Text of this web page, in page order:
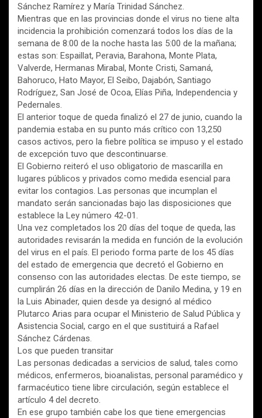
Sánchez Ramírez y María Trinidad Sánchez.
Mientras que en las provincias donde el virus no tiene alta
incidencia la prohibición comenzará todos los días de la
semana de 8:00 de la noche hasta las 5:00 de la mañana;
estas son: Espaillat, Peravia, Barahona, Monte Plata,
Valverde, Hermanas Mirabal, Monte Cristi, Samaná,
Bahoruco, Hato Mayor, El Seibo, Dajabón, Santiago
Rodríguez, San José de Ocoa, Elías Piña, Independencia y
Pedernales.
El anterior toque de queda finalizó el 27 de junio, cuando la
pandemia estaba en su punto más crítico con 13,250
casos activos, pero la fiebre política se impuso y el estado
de excepción tuvo que descontinuarse.
El Gobierno reiteró el uso obligatorio de mascarilla en
lugares públicos y privados como medida esencial para
evitar los contagios. Las personas que incumplan el
mandato serán sancionadas bajo las disposiciones que
establece la Ley número 42-01.
Una vez completados los 20 días del toque de queda, las
autoridades revisarán la medida en función de la evolución
del virus en el país. El periodo forma parte de los 45 días
del estado de emergencia que decretó el Gobierno en
consenso con las autoridades electas. De este tiempo, se
cumplirán 26 días en la dirección de Danilo Medina, y 19 en
la Luis Abinader, quien desde ya designó al médico
Plutarco Arias para ocupar el Ministerio de Salud Pública y
Asistencia Social, cargo en el que sustituirá a Rafael
Sánchez Cárdenas.
Los que pueden transitar
Las personas dedicadas a servicios de salud, tales como
médicos, enfermeros, bioanalistas, personal paramédico y
farmacéutico tiene libre circulación, según establece el
artículo 4 del decreto.
En ese grupo también cabe los que tiene emergencias